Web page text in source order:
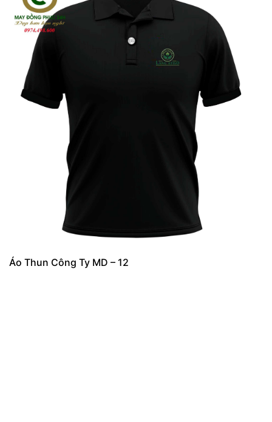
Áo Thun Công Ty MD – 12